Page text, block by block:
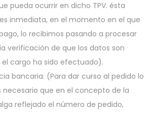
pueda ocurrir en dicho TPV. ésta
inmediata, en el momento en el que
lo recibimos pasando a procesar
verificación de que los datos son
cargo ha sido efectuado).
bancaria: (Para dar curso al pedido lo
necesario que en el concepto de la
reflejado el número de pedido,